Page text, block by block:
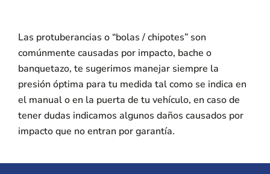
Las protuberancias o “bolas / chipotes” son
comúnmente causadas por impacto, bache o
banquetazo, te sugerimos manejar siempre la
presión óptima para tu medida tal como se indica en
el manual o en la puerta de tu vehículo, en caso de
tener dudas indicamos algunos daños causados por
impacto que no entran por garantía.